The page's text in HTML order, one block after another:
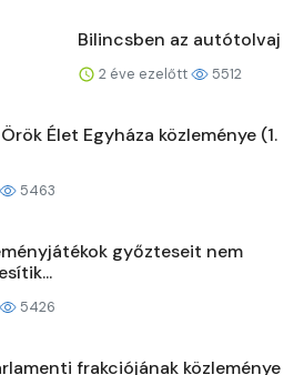
Bilincsben az autótolvaj
2 éve ezelőtt 5512
Élet Egyháza közleménye (1.
5463
győzteseit nem
5426
frakciójának közleménye